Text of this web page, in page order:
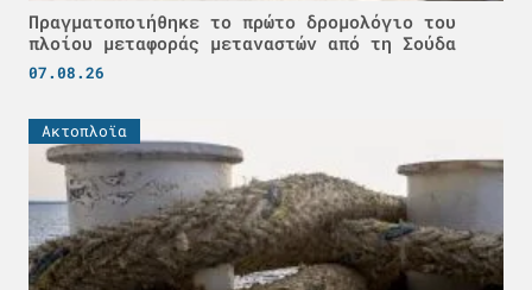
Πραγματοποιήθηκε το πρώτο δρομολόγιο του
πλοίου μεταφοράς μεταναστών από τη Σούδα
07.08.26
Ακτοπλοϊα